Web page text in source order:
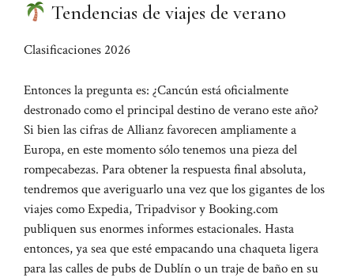
Tendencias de viajes de verano
Clasificaciones 2026
Entonces la pregunta es: ¿Cancún está oficialmente
destronado como el principal destino de verano este año?
Si bien las cifras de Allianz favorecen ampliamente a
Europa, en este momento sólo tenemos una pieza del
rompecabezas. Para obtener la respuesta final absoluta,
tendremos que averiguarlo una vez que los gigantes de los
viajes como Expedia, Tripadvisor y Booking.com
publiquen sus enormes informes estacionales. Hasta
entonces, ya sea que esté empacando una chaqueta ligera
para las calles de pubs de Dublín o un traje de baño en su